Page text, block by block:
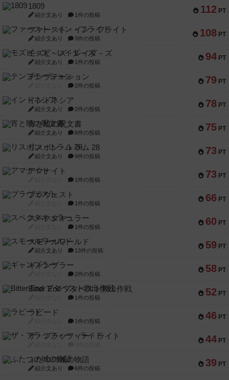
112 PT
1809
紹介文あり 1件の投稿
108 PT
ファースト・イン・フライト
紹介文あり 3件の投稿
94 PT
モズビ－ズ・レイダ－ズ
紹介文あり 1件の投稿
79 PT
テンプテーション
2件の投稿
78 PT
インドネシア
紹介文あり 2件の投稿
75 PT
宵と暁の呪文書
紹介文あり 8件の投稿
73 PT
リスボン・トラム 28
紹介文あり 9件の投稿
73 PT
アマナイト
1件の投稿
66 PT
ブラヴェスト
1件の投稿
60 PT
スペクタキュラー
1件の投稿
59 PT
スモールワールド
紹介文あり 13件の投稿
58 PT
ギャンブラー
2件の投稿
52 PT
Bitter End ブタペスト救出作戦
1件の投稿
46 PT
ラピード
1件の投稿
44 PT
ザ・フラッフィー・ライト
39 PT
ふたつの城の物語
紹介文あり 6件の投稿